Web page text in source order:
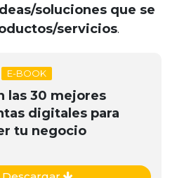
soluciones que se
servicios.
E-BOOK
las 30 mejores
digitales para
tu negocio